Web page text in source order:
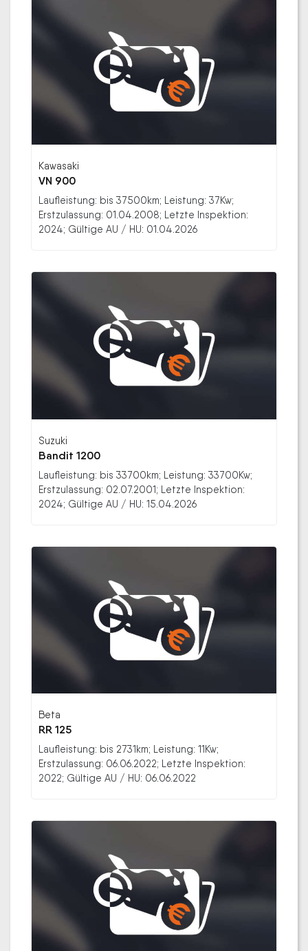
Kawasaki
VN 900
Laufleistung: bis 37500km; Leistung: 37Kw;
Erstzulassung: 01.04.2008; Letzte Inspektion:
2024; Gültige AU / HU: 01.04.2026
Suzuki
Bandit 1200
Laufleistung: bis 33700km; Leistung: 33700Kw;
Erstzulassung: 02.07.2001; Letzte Inspektion:
2024; Gültige AU / HU: 15.04.2026
Beta
RR 125
Laufleistung: bis 2731km; Leistung: 11Kw;
Erstzulassung: 06.06.2022; Letzte Inspektion:
2022; Gültige AU / HU: 06.06.2022